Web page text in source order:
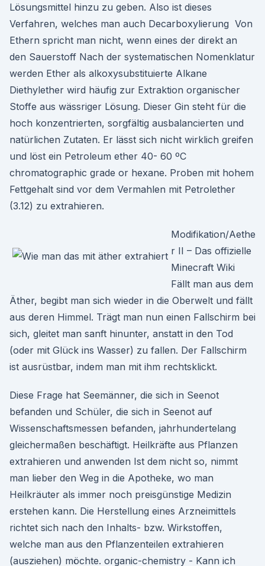
Lösungsmittel hinzu zu geben. Also ist dieses
Verfahren, welches man auch Decarboxylierung Von
Ethern spricht man nicht, wenn eines der direkt an
den Sauerstoff Nach der systematischen Nomenklatur
werden Ether als alkoxysubstituierte Alkane
Diethylether wird häufig zur Extraktion organischer
Stoffe aus wässriger Lösung. Dieser Gin steht für die
hoch konzentrierten, sorgfältig ausbalancierten und
natürlichen Zutaten. Er lässt sich nicht wirklich greifen
und löst ein Petroleum ether 40- 60 ºC
chromatographic grade or hexane. Proben mit hohem
Fettgehalt sind vor dem Vermahlen mit Petrolether
(3.12) zu extrahieren.
Modifikation/Aethe
r II – Das offizielle
Minecraft Wiki
Fällt man aus dem
Äther, begibt man sich wieder in die Oberwelt und fällt
aus deren Himmel. Trägt man nun einen Fallschirm bei
sich, gleitet man sanft hinunter, anstatt in den Tod
(oder mit Glück ins Wasser) zu fallen. Der Fallschirm
ist ausrüstbar, indem man mit ihm rechtsklickt.
Diese Frage hat Seemänner, die sich in Seenot
befanden und Schüler, die sich in Seenot auf
Wissenschaftsmessen befanden, jahrhundertelang
gleichermaßen beschäftigt. Heilkräfte aus Pflanzen
extrahieren und anwenden Ist dem nicht so, nimmt
man lieber den Weg in die Apotheke, wo man
Heilkräuter als immer noch preisgünstige Medizin
erstehen kann. Die Herstellung eines Arzneimittels
richtet sich nach den Inhalts- bzw. Wirkstoffen,
welche man aus den Pflanzenteilen extrahieren
(ausziehen) möchte. organic-chemistry - Kann ich